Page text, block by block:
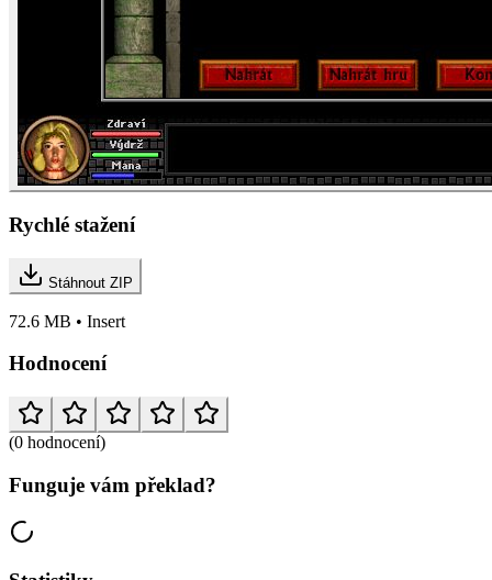
Rychlé stažení
Stáhnout ZIP
72.6 MB • Insert
Hodnocení
(0 hodnocení)
Funguje vám překlad?